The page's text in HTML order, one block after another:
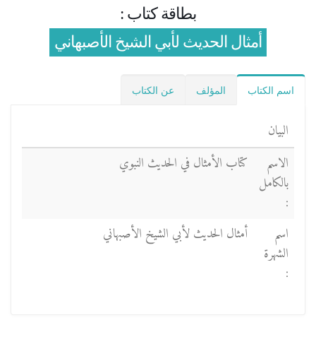
بطاقة كتاب :
أمثال الحديث لأبي الشيخ الأصبهاني
اسم الكتاب المؤلف عن الكتاب
البيان
الاسم
بالكامل
:
كتاب الأمثال في الحديث النبوي
اسم
الشهرة
:
أمثال الحديث لأبي الشيخ الأصبهاني